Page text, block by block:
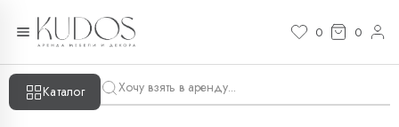
0 0
Каталог